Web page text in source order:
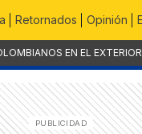
Retornados Opinión
EN EL